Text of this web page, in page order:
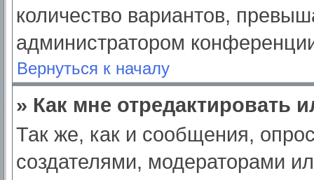
количество вариантов,
администратором
Вернуться к началу
» Как мне отредактировать
Так же, как и сообщения,
создателями, модераторами